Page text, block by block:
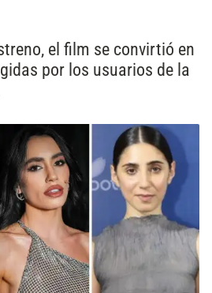
el film se convirtió en
por los usuarios de la